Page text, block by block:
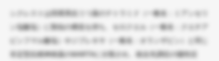
シクレストは四環系抗うつ薬のテトラミド（一般名：ミアンセリ
ン塩酸塩）に類似の構造を持ち、セロクエル（一般名：クエチア
ピンフマル酸塩）やジプレキサ（一般名：オランザピン）と同じ
非定型抗精神病薬のMARTAに分類され、統合失調症の陽性症